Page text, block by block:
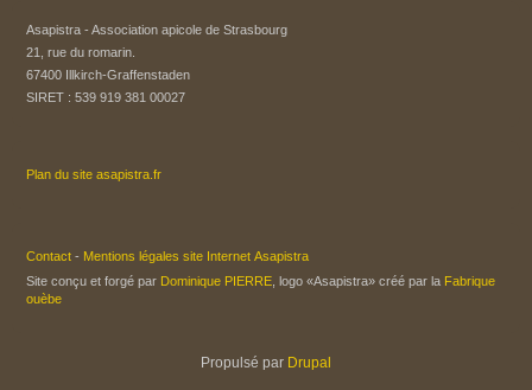
Asapistra - Association apicole de Strasbourg​
21, rue du romarin.
67400 Illkirch-Graffenstaden
SIRET : 539 919 381 00027
Plan du site asapistra.fr
Contact - Mentions légales site Internet Asapistra
Site conçu et forgé par Dominique PIERRE , logo «Asapistra» créé par la Fabrique
ouèbe
Propulsé par Drupal